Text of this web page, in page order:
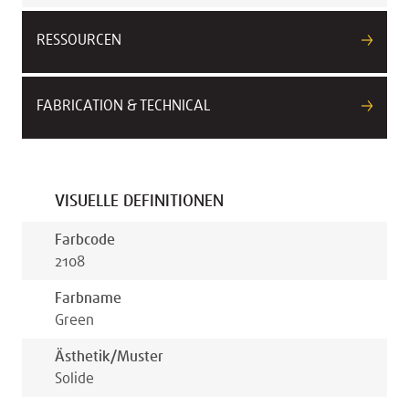
RESSOURCEN
FABRICATION & TECHNICAL
VISUELLE DEFINITIONEN
Farbcode
2108
Farbname
Green
Ästhetik/muster
Solide